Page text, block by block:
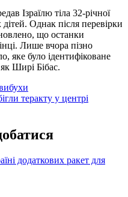
Ізраїлю тіла 32-річної
дітей. Однак після перевірки
що останки
Лише вчора пізно
яке було ідентифіковане
Ширі Бібас.
теракту у центрі